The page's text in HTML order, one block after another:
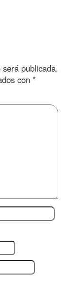
publicada.
con *